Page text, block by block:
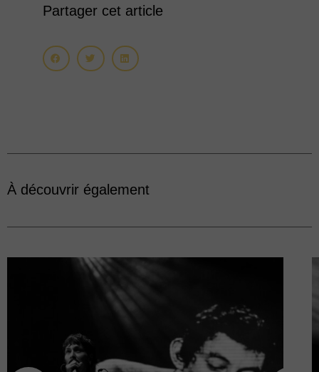
Partager cet article
À découvrir également